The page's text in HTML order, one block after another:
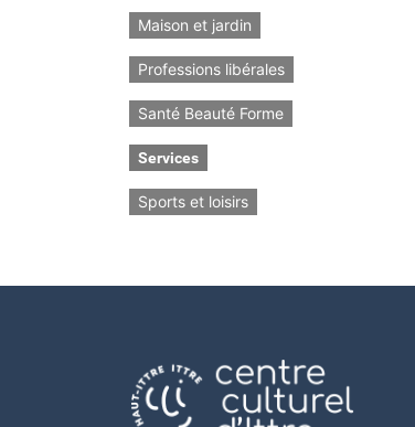
Maison et jardin
Professions libérales
Santé Beauté Forme
Services
Sports et loisirs